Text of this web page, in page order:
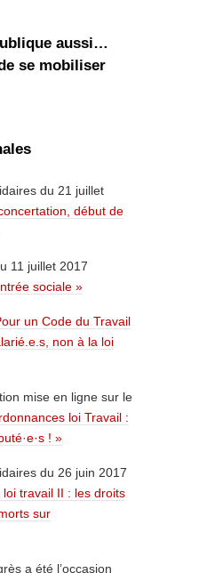
aussi…
se mobiliser
du 21 juillet
début de
11 juillet 2017
sociale »
un Code du Travail
non à la loi
mise en ligne sur le
loi Travail :
! »
du 26 juin 2017
travail II : les droits
sur
a été l’occasion